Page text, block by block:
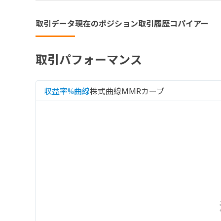
取引データ現在のポジション取引履歴コパイアー
取引パフォーマンス
収益率%曲線株式曲線MMRカーブ